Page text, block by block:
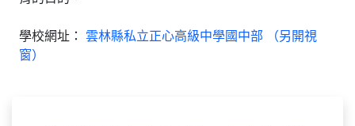
學校網址：
雲林縣私立正心高級中學國中部 （另開視
窗）